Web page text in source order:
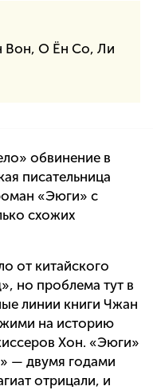
Вон, О Ён Со, Ли
обвинение в
писательница
«Эюги» с
схожих
от китайского
но проблема тут в
линии книги Чжан
на историю
Хон. «Эюги»
— двумя годами
отрицали, и